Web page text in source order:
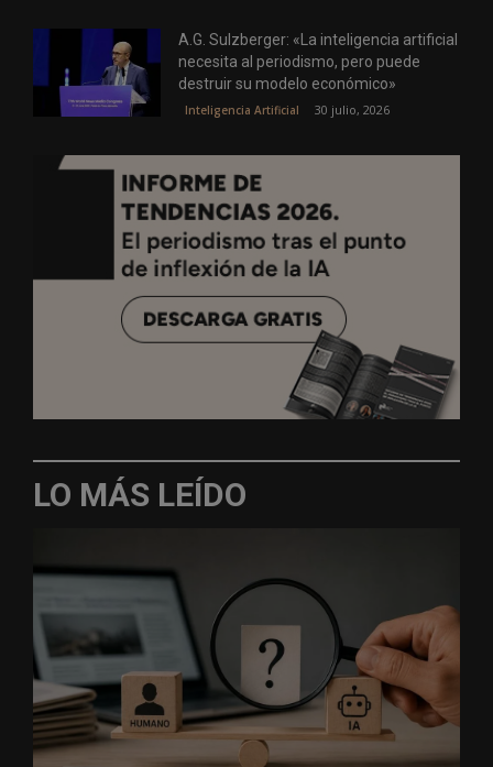
A.G. Sulzberger: «La inteligencia artificial
necesita al periodismo, pero puede
destruir su modelo económico»
Inteligencia Artificial 30 julio, 2026
LO MÁS LEÍDO